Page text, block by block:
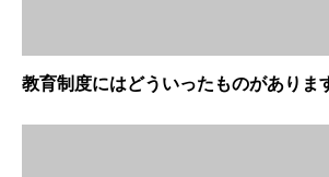
教育制度にはどういったものがありま